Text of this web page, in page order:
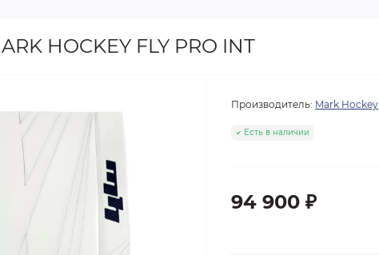
HOCKEY FLY PRO INT
Производитель: Mark Hockey
Есть в наличии
94 900 ₽